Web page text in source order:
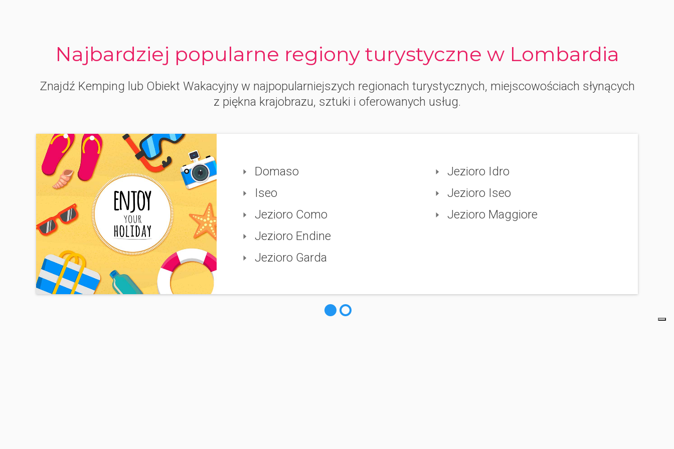
Najbardziej popularne regiony turystyczne w Lombardia
Znajdź Kemping lub Obiekt Wakacyjny w najpopularniejszych regionach turystycznych, miejscowościach słynących
z piękna krajobrazu, sztuki i oferowanych usług.
Domaso
Iseo
Jezioro Como
Jezioro Endine
Jezioro Garda
Jezioro Idro
Jezioro Iseo
Jezioro Maggiore